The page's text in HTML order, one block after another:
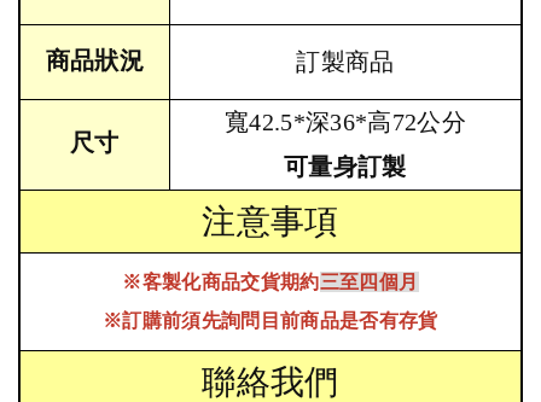
商品狀況 訂製商品
尺寸
寬42.5*深36*高72公分
可量身訂製
注意事項
※客製化商品交貨期約三至四個月
※訂購前須先詢問目前商品是否有存貨
聯絡我們